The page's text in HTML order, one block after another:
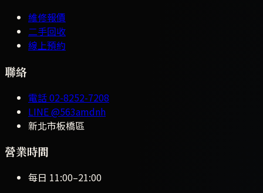
維修報價
二手回收
線上預約
聯絡
電話02-8252-7208
LINE@563amdnh
新北市板橋區
營業時間
每日 11:00–21:00